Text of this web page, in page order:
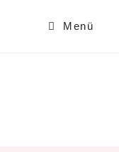
Menü